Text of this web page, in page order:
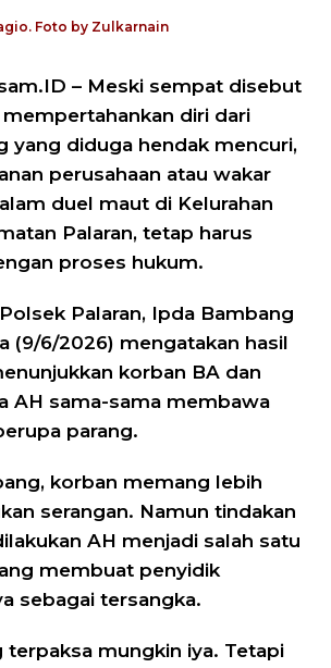
Foto by Zulkarnain
– Meski sempat disebut
diri dari
yang diduga hendak mencuri,
perusahaan atau wakar
duel maut di Kelurahan
Palaran, tetap harus
proses hukum.
Palaran, Ipda Bambang
(9/6/2026) mengatakan hasil
korban BA dan
AH sama-sama membawa
parang.
korban memang lebih
serangan. Namun tindakan
AH menjadi salah satu
membuat penyidik
sebagai tersangka.
terpaksa mungkin iya. Tetapi